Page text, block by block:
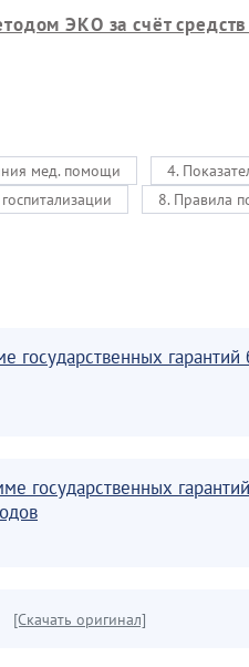
ЭКО за счёт
мед. помощи
4.
8. Правила
[Скачать оригинал]